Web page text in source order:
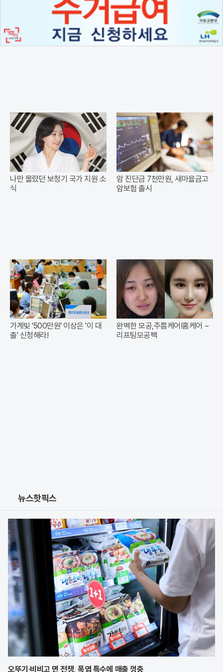
나만 몰랐던 보청기 국가 지원 소
식
암 진단금 7천만원, 새마을금고
암보험 출시
가계빚 '500만원' 이상은 '이 대
출' 신청해라!
완벽한 모공,주름케어!홈케어 ~
리프팅모공팩
뉴스핫픽스
오뚜기·비비고 면 전쟁, 폭염 특수에 매출 껑충